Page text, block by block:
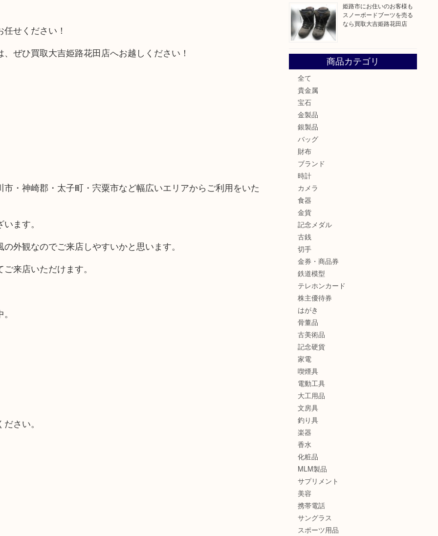
せください！
ぜひ買取大吉姫路花田店へお越しください！
・神崎郡・太子町・宍粟市など幅広いエリアからご利用をいた
ます。
外観なのでご来店しやすいかと思います。
来店いただけます。
さい。
姫路市にお住いのお客様も
スノーボードブーツを売る
なら買取大吉姫路花田店
商品カテゴリ
全て
貴金属
宝石
金製品
銀製品
バッグ
財布
ブランド
時計
カメラ
食器
金貨
記念メダル
古銭
切手
金券・商品券
鉄道模型
テレホンカード
株主優待券
はがき
骨董品
古美術品
記念硬貨
家電
喫煙具
電動工具
大工用品
文房具
釣り具
楽器
香水
化粧品
MLM製品
サプリメント
美容
携帯電話
サングラス
スポーツ用品